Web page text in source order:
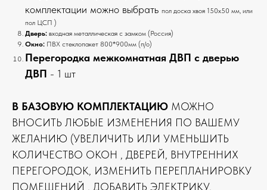
комплектации можно выбрать пол доска хвоя 150х50 мм, или
пол ЦСП )
Дверь: входная металлическая с замком (Россия)
Окно: ПВХ стеклопакет 800*900мм (п/о)
Перегородка межкомнатная ДВП с дверью
ДВП - 1 шт
В БАЗОВУЮ КОМПЛЕКТАЦИЮ МОЖНО
ВНОСИТЬ ЛЮБЫЕ ИЗМЕНЕНИЯ ПО ВАШЕМУ
ЖЕЛАНИЮ (УВЕЛИЧИТЬ ИЛИ УМЕНЬШИТЬ
КОЛИЧЕСТВО ОКОН , ДВЕРЕЙ, ВНУТРЕННИХ
ПЕРЕГОРОДОК, ИЗМЕНИТЬ ПЕРЕПЛАНИРОВКУ
ПОМЕЩЕНИЙ , ДОБАВИТЬ ЭЛЕКТРИКУ,